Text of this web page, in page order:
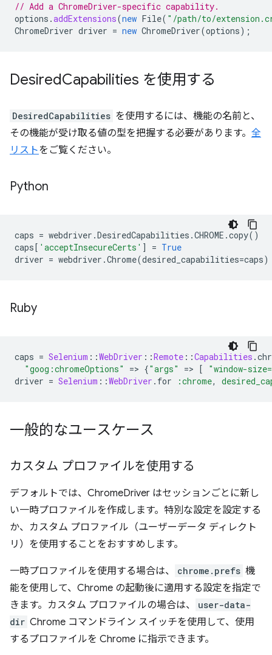
// Add a ChromeDriver-specific capability.
options .addExtensions(new File( "/path/to/
ChromeDriver driver = new ChromeDriver(options);
DesiredCapabilities を使用する
DesiredCapabilities を使用するには、機能の名前と、
その機能が受け取る値の型を把握する必要があります。 全
リストをご覧ください。
Python
caps = webdriver .DesiredCapabilities .CHROME .copy()
caps[ 'acceptInsecureCerts' ] = True
driver = webdriver .Chrome(desired_capabilities=caps)
Ruby
caps = Selenium ::WebDriver ::Remote ::Capabilities .
"goog:chromeOptions"
=> {"args" => [
"window-
driver = Selenium ::WebDriver . for :chrome,
一般的なユースケース
カスタム プロファイルを使用する
デフォルトでは、ChromeDriver はセッションごとに新し
い一時プロファイルを作成します。特別な設定を設定する
か、カスタム プロファイル（ユーザーデータ ディレクト
リ）を使用することをおすすめします。
一時プロファイルを使用する場合は、 chrome.prefs 機
能を使用して、Chrome の起動後に適用する設定を指定で
きます。カスタム プロファイルの場合は、
user-data-
dir Chrome コマンドライン スイッチを使用して、使用
するプロファイルを Chrome に指示できます。